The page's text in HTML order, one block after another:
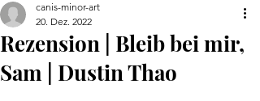
Rezension | Bleib bei mir,
Sam | Dustin Thao
canis-minor-art
20. Dez. 2022